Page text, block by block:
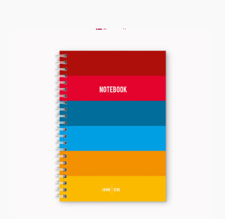
Szczegóły